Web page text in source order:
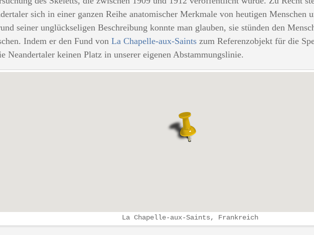
sich in einer ganzen Reihe anatomischer Merkmale von heutigen Menschen
seiner unglückseligen Beschreibung konnte man glauben, sie stünden den
Indem er den Fund von La Chapelle-aux-Saints zum Referenzobjekt für die
Neandertaler keinen Platz in unserer eigenen Abstammungslinie.
La Chapelle-aux-Saints, Frankreich